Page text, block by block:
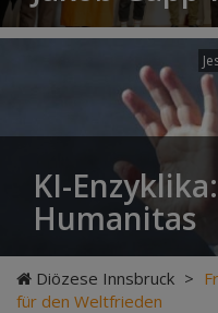
KI-
Humanitas
Diözese Innsbruck >
für den Weltfrieden